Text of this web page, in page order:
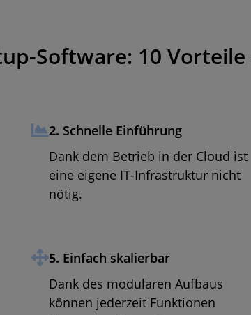
Software: 10
2. Schnelle Einführung
Dank dem Betrieb in der Cloud ist
eine eigene IT-Infrastruktur nicht
nötig.
5. Einfach skalierbar
Dank des modularen Aufbaus
können jederzeit Funktionen